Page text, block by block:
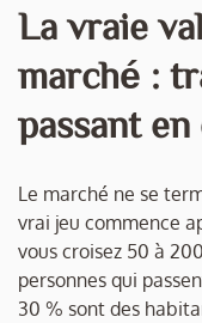
La vraie
marché :
passant
Le marché ne se
vrai jeu commence
vous croisez 50 à
personnes qui
30 % sont des